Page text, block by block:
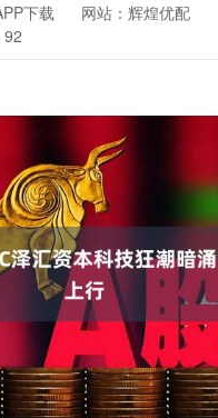
下载 网站：辉煌优配
92